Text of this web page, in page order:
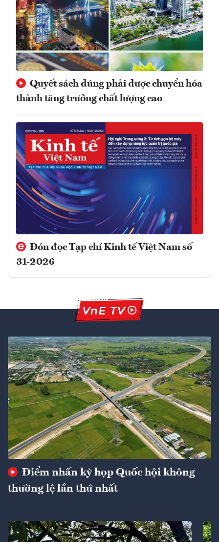
Quyết sách đúng phải được chuyển hóa
thành tăng trưởng chất lượng cao
Đón đọc Tạp chí Kinh tế Việt Nam số
31-2026
Điểm nhấn kỳ họp Quốc hội không
thường lệ lần thứ nhất